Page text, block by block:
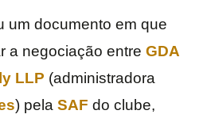
um documento em que
a negociação entre GDA
LLP (administradora
) pela SAF do clube,